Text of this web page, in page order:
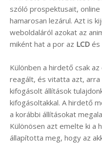
szóló prospektusait,
hamarosan lezárul. Azt is
weboldaláról azokat az
miként hat a por az LCD és
Különben a hirdető csak
reagált, és vitatta azt, arra
kifogásolt állítások
kifogásoltakkal. A hirdető
a korábbi állításokat
Különösen azt emelte ki a
állapította meg, hogy az